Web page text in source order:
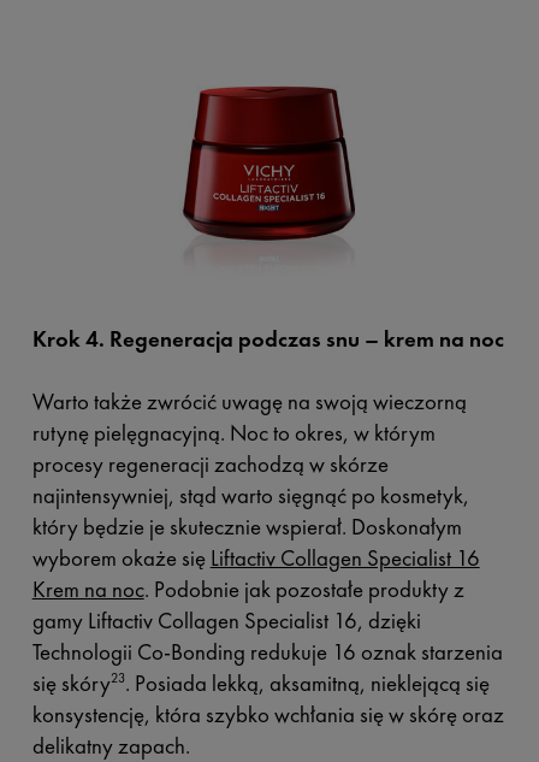
Krok 4. Regeneracja podczas snu – krem na noc
Warto także zwrócić uwagę na swoją wieczorną
rutynę pielęgnacyjną. Noc to okres, w którym
procesy regeneracji zachodzą w skórze
najintensywniej, stąd warto sięgnąć po kosmetyk,
który będzie je skutecznie wspierał. Doskonałym
wyborem okaże się Liftactiv Collagen Specialist 16
Krem na noc. Podobnie jak pozostałe produkty z
gamy Liftactiv Collagen Specialist 16, dzięki
Technologii Co-Bonding redukuje 16 oznak starzenia
się skóry23. Posiada lekką, aksamitną, nieklejącą się
konsystencję, która szybko wchłania się w skórę oraz
delikatny zapach.